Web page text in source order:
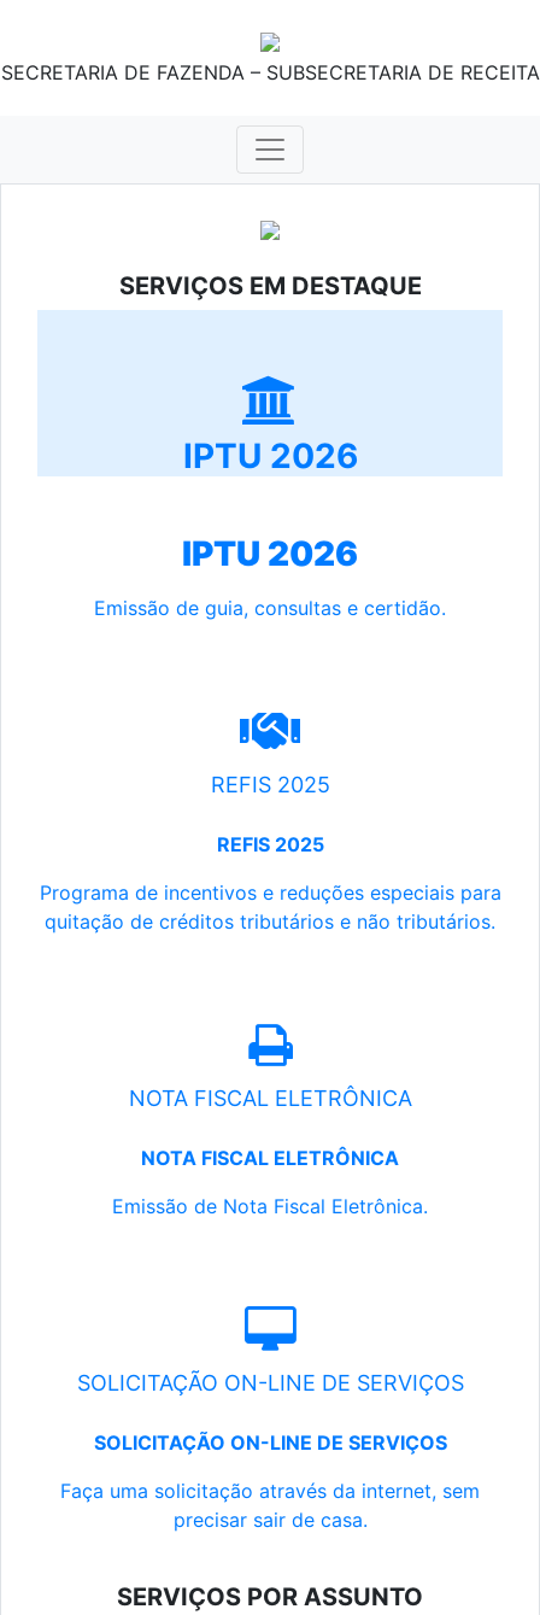
SECRETARIA DE FAZENDA – SUBSECRETARIA DE RECEITA
SERVIÇOS EM DESTAQUE
IPTU 2026
IPTU 2026
Emissão de guia, consultas e certidão.
REFIS 2025
REFIS 2025
Programa de incentivos e reduções especiais para
quitação de créditos tributários e não tributários.
NOTA FISCAL ELETRÔNICA
NOTA FISCAL ELETRÔNICA
Emissão de Nota Fiscal Eletrônica.
SOLICITAÇÃO ON-LINE DE SERVIÇOS
SOLICITAÇÃO ON-LINE DE SERVIÇOS
Faça uma solicitação através da internet, sem
precisar sair de casa.
SERVIÇOS POR ASSUNTO